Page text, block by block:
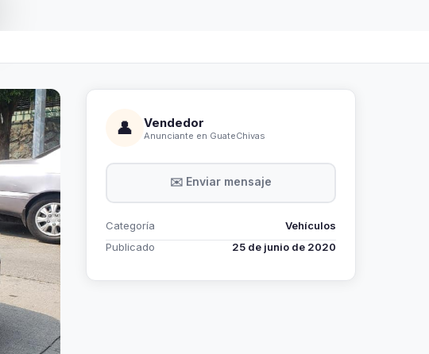
👤 Vendedor
Anunciante en GuateChivas
✉️ Enviar mensaje
Categoría
Vehículos
Publicado
25 de junio de 2020